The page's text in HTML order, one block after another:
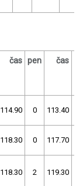
čas pen čas
114.90 0 113.40
118.30 0 117.70
118.30 2 119.30